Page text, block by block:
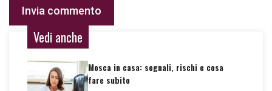
Vedi anche
Mosca in casa: segnali, rischi e cosa
fare subito